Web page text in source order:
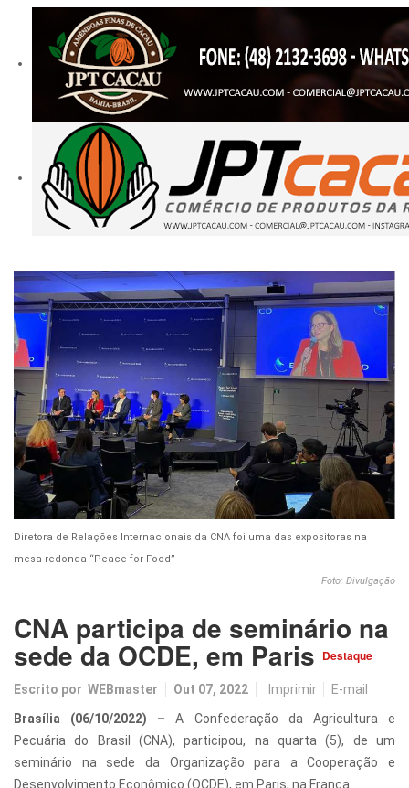
Diretora de Relações Internacionais da CNA foi uma das expositoras na
mesa redonda “Peace for Food”
Foto: Divulgação
CNA participa de seminário na
sede da OCDE, em Paris Destaque
Escrito por WEBmaster Out 07, 2022 Imprimir E-mail
Brasília (06/10/2022) –A Confederação da Agricultura e
Pecuária do Brasil (CNA), participou, na quarta (5), de um
seminário na sede da Organização para a Cooperação e
Desenvolvimento Econômico (OCDE), em Paris, na França.